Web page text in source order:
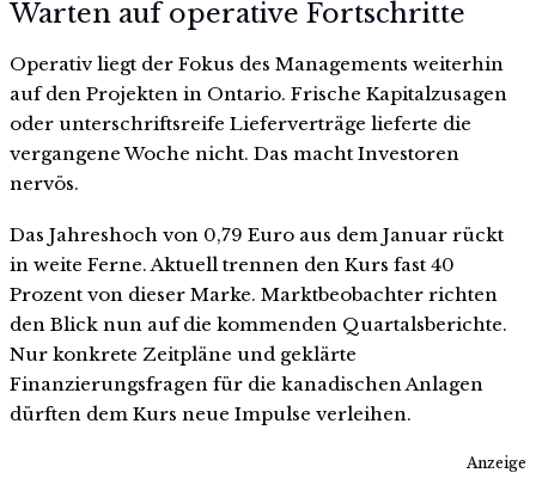
Warten auf operative Fortschritte
Operativ liegt der Fokus des Managements weiterhin
auf den Projekten in Ontario. Frische Kapitalzusagen
oder unterschriftsreife Lieferverträge lieferte die
vergangene Woche nicht. Das macht Investoren
nervös.
Das Jahreshoch von 0,79 Euro aus dem Januar rückt
in weite Ferne. Aktuell trennen den Kurs fast 40
Prozent von dieser Marke. Marktbeobachter richten
den Blick nun auf die kommenden Quartalsberichte.
Nur konkrete Zeitpläne und geklärte
Finanzierungsfragen für die kanadischen Anlagen
dürften dem Kurs neue Impulse verleihen.
Anzeige